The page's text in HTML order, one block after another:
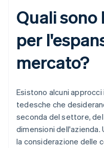
Quali
per
mercato?
Esistono alcuni
tedesche che
seconda del settore,
dimensioni dell'azienda.
la considerazione delle